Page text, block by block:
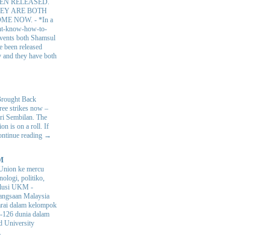
RELEASED.
ARE BOTH
NOW. - *In a
know-how-to-
both Shamsul
been released
they have both
Back
strikes now –
Sembilan. The
is on a roll. If
reading →
ke mercu
politiko,
UKM -
Malaysia
dalam kelompok
dunia dalam
University